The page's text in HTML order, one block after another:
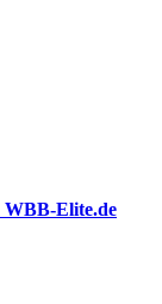
WBB-Elite.de